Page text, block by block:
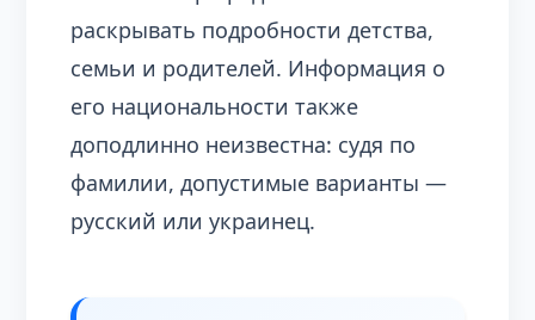
раскрывать подробности детства,
семьи и родителей. Информация о
его национальности также
доподлинно неизвестна: судя по
фамилии, допустимые варианты —
русский или украинец.